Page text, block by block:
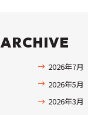
ARCHIVE
2026年7月
2026年5月
2026年3月